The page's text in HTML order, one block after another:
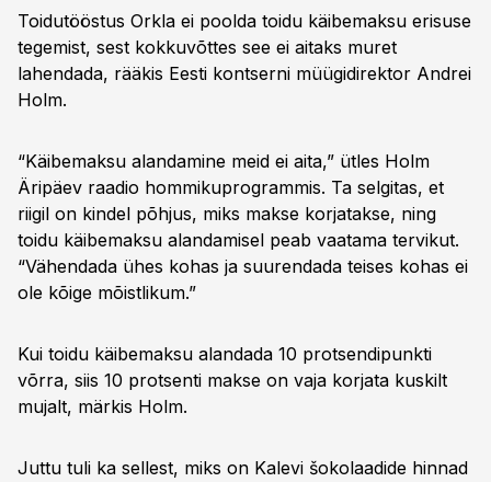
Toidutööstus Orkla ei poolda toidu käibemaksu erisuse
tegemist, sest kokkuvõttes see ei aitaks muret
lahendada, rääkis Eesti kontserni müügidirektor Andrei
Holm.
“Käibemaksu alandamine meid ei aita,” ütles Holm
Äripäev raadio hommikuprogrammis. Ta selgitas, et
riigil on kindel põhjus, miks makse korjatakse, ning
toidu käibemaksu alandamisel peab vaatama tervikut.
“Vähendada ühes kohas ja suurendada teises kohas ei
ole kõige mõistlikum.”
Kui toidu käibemaksu alandada 10 protsendipunkti
võrra, siis 10 protsenti makse on vaja korjata kuskilt
mujalt, märkis Holm.
Juttu tuli ka sellest, miks on Kalevi šokolaadide hinnad